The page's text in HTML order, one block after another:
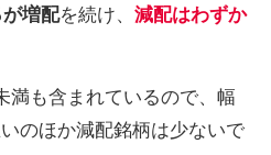
増配を続け、 減配はわずか
満も含まれているので、幅
のほか減配銘柄は少ないで